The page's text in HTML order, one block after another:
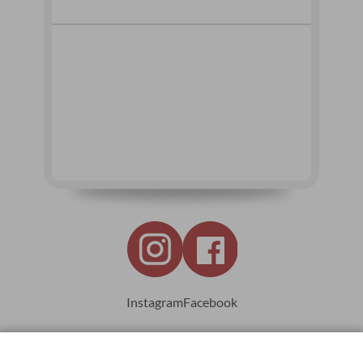
InstagramFacebook